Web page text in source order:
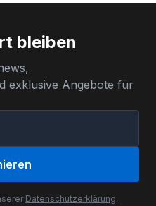
bleiben
exklusive Angebote für
Datenschutzerklärung.